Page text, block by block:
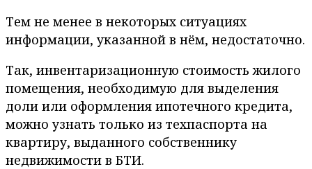
Тем не менее в некоторых ситуациях
информации, указанной в нём, недостаточно.
Так, инвентаризационную стоимость жилого
помещения, необходимую для выделения
доли или оформления ипотечного кредита,
можно узнать только из техпаспорта на
квартиру, выданного собственнику
недвижимости в БТИ.